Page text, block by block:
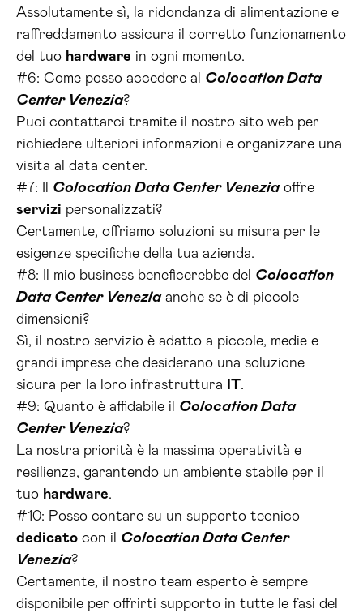
Assolutamente sì, la ridondanza di alimentazione e
raffreddamento assicura il corretto funzionamento
del tuo hardware in ogni momento.
#6: Come posso accedere al Colocation Data
Center Venezia?
Puoi contattarci tramite il nostro sito web per
richiedere ulteriori informazioni e organizzare una
visita al data center.
#7: Il Colocation Data Center Veneziaoffre
servizi personalizzati?
Certamente, offriamo soluzioni su misura per le
esigenze specifiche della tua azienda.
#8: Il mio business beneficerebbe del Colocation
Data Center Veneziaanche se è di piccole
dimensioni?
Sì, il nostro servizio è adatto a piccole, medie e
grandi imprese che desiderano una soluzione
sicura per la loro infrastruttura
IT.
#9: Quanto è affidabile il Colocation Data
Center Venezia?
La nostra priorità è la massima operatività e
resilienza, garantendo un ambiente stabile per il
tuo hardware.
#10: Posso contare su un supporto tecnico
dedicato con il Colocation Data Center
Venezia?
Certamente, il nostro team esperto è sempre
disponibile per offrirti supporto in tutte le fasi del